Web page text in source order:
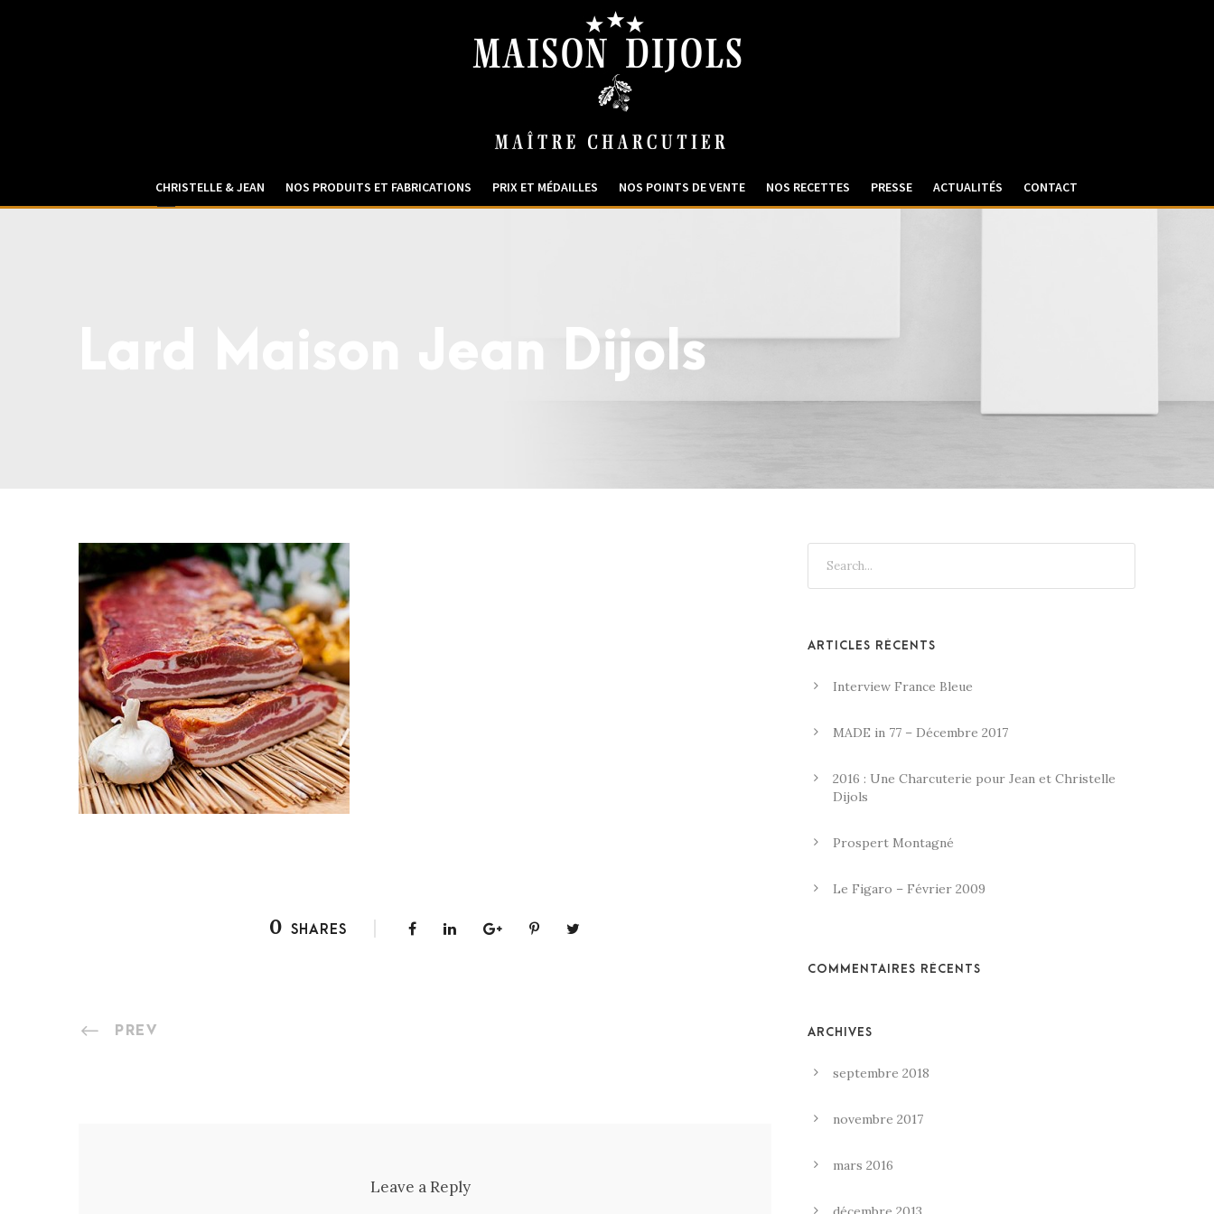
CHRISTELLE & JEAN NOS PRODUITS ET FABRICATIONS PRIX ET MÉDAILLES NOS POINTS DE VENTE NOS RECETTES PRESSE ACTUALITÉS CONTACT
Lard Maison Jean Dijols
0 SHARES
PREV
Leave a Reply
ARTICLES RÉCENTS
Interview France Bleue
MADE in 77 – Décembre 2017
2016 : Une Charcuterie pour Jean et Christelle
Dijols
Prospert Montagné
Le Figaro – Février 2009
COMMENTAIRES RÉCENTS
ARCHIVES
septembre 2018
novembre 2017
mars 2016